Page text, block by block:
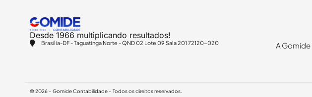
Desde 1966 multiplicando resultados!
Brasília-DF - Taguatinga Norte - QND 02 Lote 09 Sala 201 72120-020 A Gomide
© 2026 – Gomide Contabilidade – Todos os direitos reservados.